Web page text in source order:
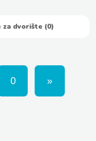
za dvorište (0)